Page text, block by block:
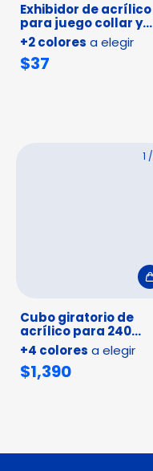
Exhibidor de acrílico
para juego collar y
anillo
+2 colores a elegir
$37
1 /
Cubo giratorio de
acrílico para 240
pares de huggies
+4 colores a elegir
$1,390